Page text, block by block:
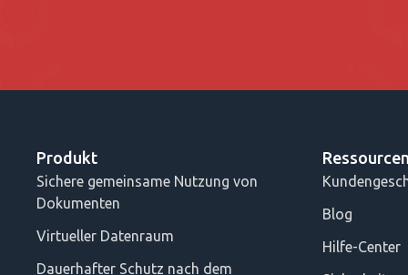
Produkt
Sichere gemeinsame Nutzung von
Dokumenten
Virtueller Datenraum
Dauerhafter Schutz nach dem
Blog
Hilfe-Center